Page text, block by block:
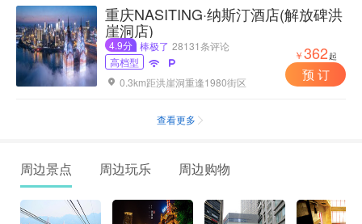
重庆NASITING·纳斯汀酒店(解放碑洪
崖洞店)
4.9分 棒极了 28131条评论
高档型


 0.3km距洪崖洞重逢1980街区
￥362起
预 订
查看更多 
周边景点 周边玩乐 周边购物